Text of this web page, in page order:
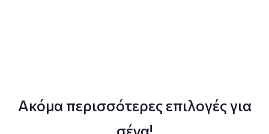
Ακόμα περισσότερες επιλογές για
σένα!